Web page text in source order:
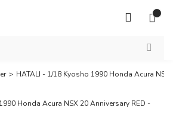
HATALI - 1/18 Kyosho 1990 Honda Acura